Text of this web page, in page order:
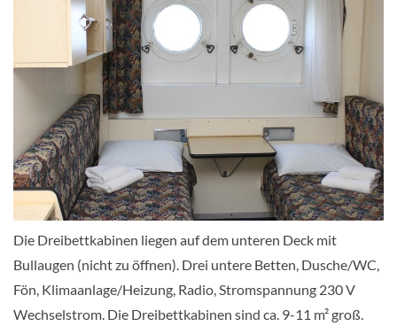
Zweibett außen-[C]
Aussenkabine
Zweibett außen-[D]
Aussenkabine
Die Dreibettkabinen liegen auf dem unteren Deck mit
Bullaugen (nicht zu öffnen). Drei untere Betten, Dusche/WC,
Fön, Klimaanlage/Heizung, Radio, Stromspannung 230 V
Wechselstrom. Die Dreibettkabinen sind ca. 9-11 m² groß.